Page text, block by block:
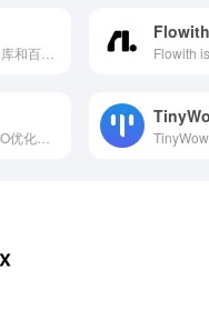
Flowith